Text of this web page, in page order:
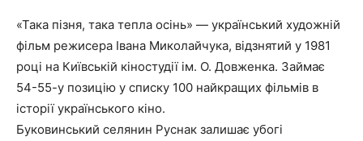
«Така пізня, така тепла осінь» — український художній
фільм режисера Івана Миколайчука, відзнятий у 1981
році на Київській кіностудії ім. О. Довженка. Займає
54-55-у позицію у списку 100 найкращих фільмів в
історії українського кіно.
Буковинський селянин Руснак залишає убогі